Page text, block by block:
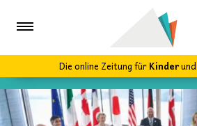
Die online Zeitung fürKinderund